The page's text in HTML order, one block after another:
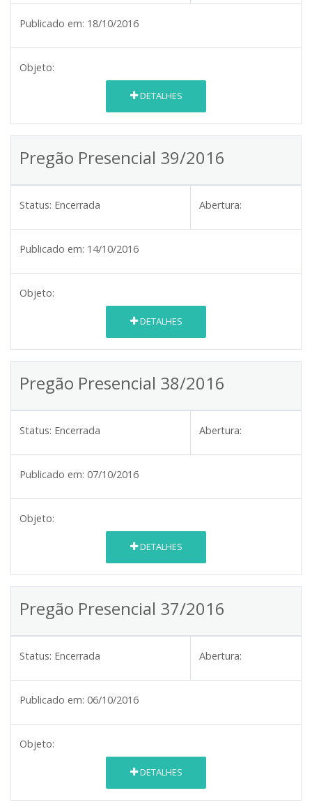
Publicado em: 18/10/2016
Objeto:
DETALHES
Pregão Presencial 39/2016
Status: Encerrada Abertura:
Publicado em: 14/10/2016
Objeto:
DETALHES
Pregão Presencial 38/2016
Status: Encerrada Abertura:
Publicado em: 07/10/2016
Objeto:
DETALHES
Pregão Presencial 37/2016
Status: Encerrada Abertura:
Publicado em: 06/10/2016
Objeto:
DETALHES